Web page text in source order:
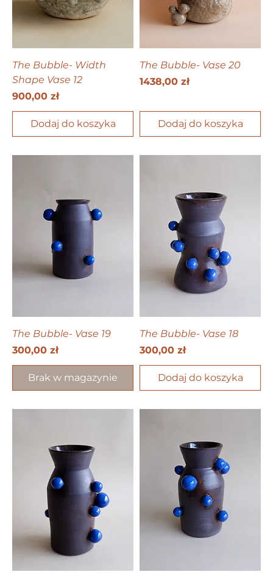
The Bubble- Width
Shape Vase 12
Cena
900,00 zł
Dodaj do koszyka
The Bubble- Vase 20
Cena
1438,00 zł
Dodaj do koszyka
The Bubble- Vase 19
Cena
300,00 zł
Brak w magazynie
The Bubble- Vase 18
Cena
300,00 zł
Dodaj do koszyka